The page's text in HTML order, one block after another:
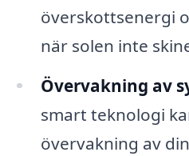
överskottsenergi
när solen inte
Övervakning av
smart teknologi
övervakning av